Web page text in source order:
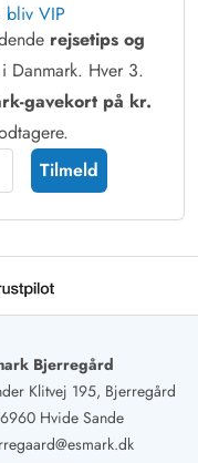
bliv VIP
rejsetips og
Danmark. Hver 3.
gavekort på kr.
Tilmeld
Bjerregård
Klitvej 195, Bjerregård
Hvide Sande